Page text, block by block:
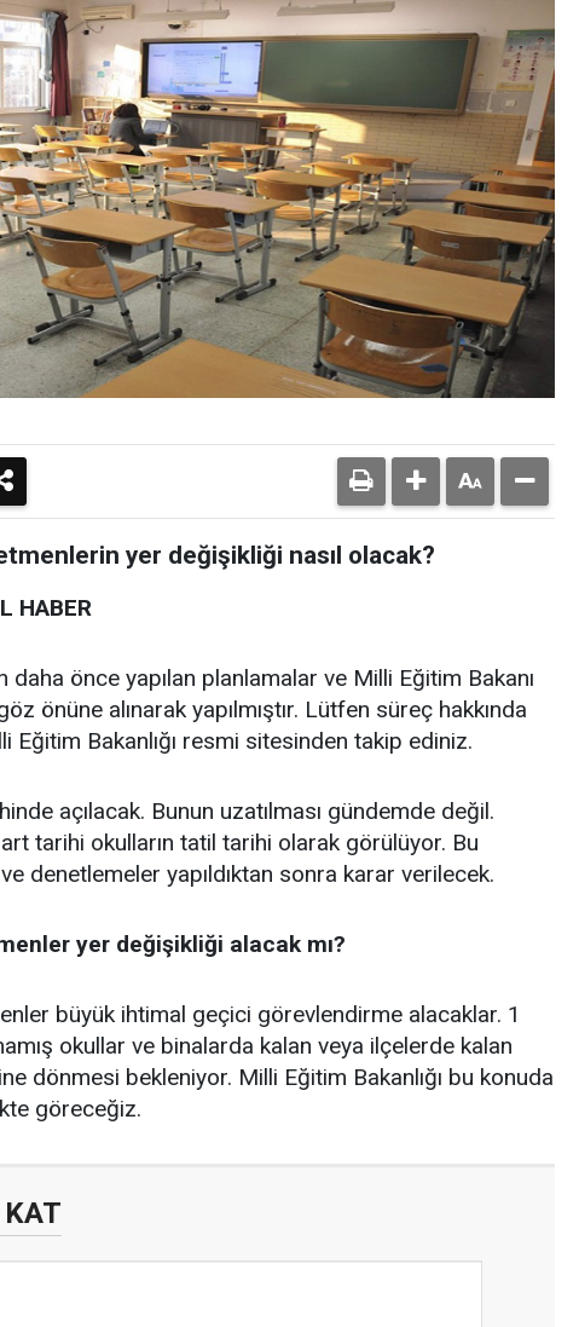
yer değişikliği nasıl olacak?
HABER
daha önce yapılan planlamalar ve Milli Eğitim Bakanı
önüne alınarak yapılmıştır. Lütfen süreç hakkında
Bakanlığı resmi sitesinden takip ediniz.
açılacak. Bunun uzatılması gündemde değil.
tarihi okulların tatil tarihi olarak görülüyor. Bu
denetlemeler yapıldıktan sonra karar verilecek.
yer değişikliği alacak mı?
büyük ihtimal geçici görevlendirme alacaklar. 1
okullar ve binalarda kalan veya ilçelerde kalan
dönmesi bekleniyor. Milli Eğitim Bakanlığı bu konuda
göreceğiz.